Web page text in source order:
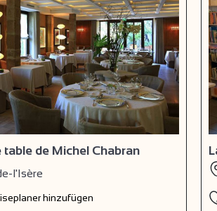
table de Michel Chabran
l'Isère
hinzufügen